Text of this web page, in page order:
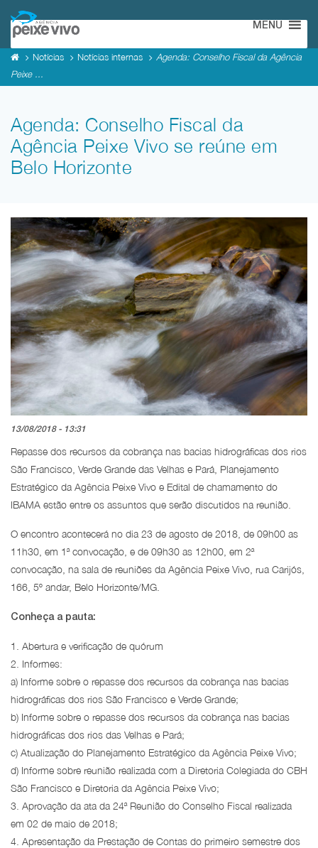
MENU
Notícias Notícias internas
Agenda: Conselho Fiscal da Agência
Peixe ...
Agenda: Conselho Fiscal da
Agência Peixe Vivo se reúne em
Belo Horizonte
13/08/2018 - 13:31
Repasse dos recursos da cobrança nas bacias hidrográficas dos rios
São Francisco, Verde Grande das Velhas e Pará, Planejamento
Estratégico da Agência Peixe Vivo e Edital de chamamento do
IBAMA estão entre os assuntos que serão discutidos na reunião.
O encontro acontecerá no dia 23 de agosto de 2018, de 09h00 as
11h30, em 1ª convocação, e de 09h30 as 12h00, em 2ª
convocação, na sala de reuniões da Agência Peixe Vivo, rua Carijós,
166, 5º andar, Belo Horizonte/MG.
Conheça a pauta:
1. Abertura e verificação de quórum
2. Informes:
a) Informe sobre o repasse dos recursos da cobrança nas bacias
hidrográficas dos rios São Francisco e Verde Grande;
b) Informe sobre o repasse dos recursos da cobrança nas bacias
hidrográficas dos rios das Velhas e Pará;
c) Atualização do Planejamento Estratégico da Agência Peixe Vivo;
d) Informe sobre reunião realizada com a Diretoria Colegiada do CBH
São Francisco e Diretoria da Agência Peixe Vivo;
3. Aprovação da ata da 24ª Reunião do Conselho Fiscal realizada
em 02 de maio de 2018;
4. Apresentação da Prestação de Contas do primeiro semestre dos